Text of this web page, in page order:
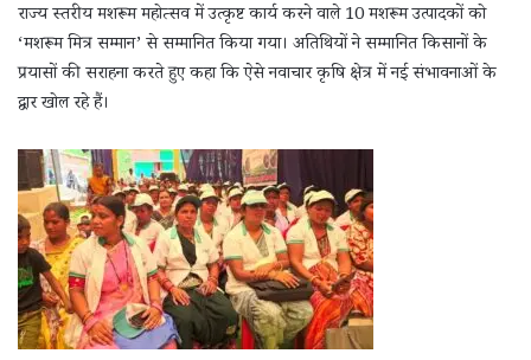
राज्य स्तरीय मशरूम महोत्सव में उत्कृष्ट कार्य करने वाले 10 मशरूम उत्पादकों को
‘मशरूम मित्र सम्मान’ से सम्मानित किया गया। अतिथियों ने सम्मानित किसानों के
प्रयासों की सराहना करते हुए कहा कि ऐसे नवाचार कृषि क्षेत्र में नई संभावनाओं के
द्वार खोल रहे हैं।